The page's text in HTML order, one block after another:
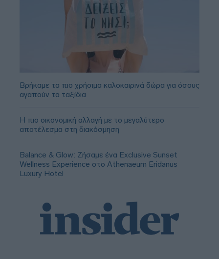
Βρήκαμε τα πιο χρήσιμα καλοκαιρινά δώρα για όσους
αγαπούν τα ταξίδια
Η πιο οικονομική αλλαγή με το μεγαλύτερο
αποτέλεσμα στη διακόσμηση
Balance & Glow: Ζήσαμε ένα Exclusive Sunset
Wellness Experience στο Athenaeum Eridanus
Luxury Hotel